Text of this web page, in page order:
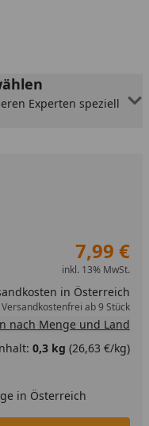
Experten speziell
eingeben
um eins erhöhen
7,99 €
inkl. 13% MwSt.
in Österreich
Versandkostenfrei ab 9 Stück
nach Menge und Land
0,3 kg (26,63 €/kg)
in Österreich